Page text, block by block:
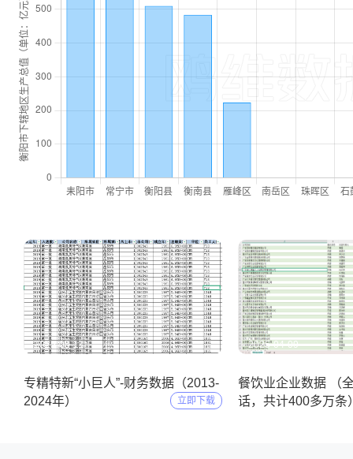
2025-05-11
专精特新“小巨人”-财务数据（2013-
2024年）
立即下载
2025-04-09
餐饮业企业数据 （
话，共计400多万条